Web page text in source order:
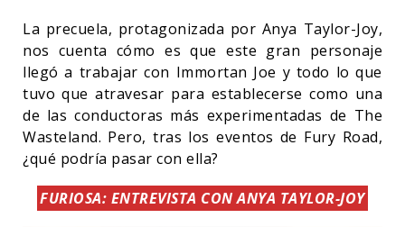
La precuela, protagonizada por Anya Taylor-Joy,
nos cuenta cómo es que este gran personaje
llegó a trabajar con Immortan Joe y todo lo que
tuvo que atravesar para establecerse como una
de las conductoras más experimentadas de The
Wasteland. Pero, tras los eventos de Fury Road,
¿qué podría pasar con ella?
FURIOSA: ENTREVISTA CON ANYA TAYLOR-JOY